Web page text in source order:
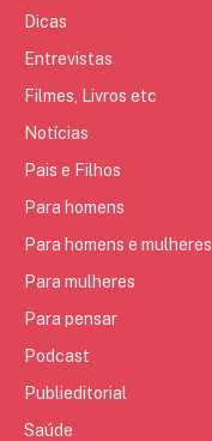
Dicas
Entrevistas
Filmes, Livros etc
Notícias
Pais e Filhos
Para homens
Para homens e mulheres
Para mulheres
Para pensar
Podcast
Publieditorial
Saúde